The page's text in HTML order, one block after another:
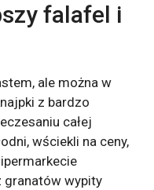
falafel i
ale można w
z bardzo
całej
wściekli na ceny,
granatów wypity